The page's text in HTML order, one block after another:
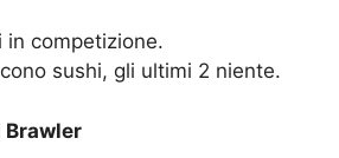
in competizione.
sushi, gli ultimi 2 niente.
Brawler